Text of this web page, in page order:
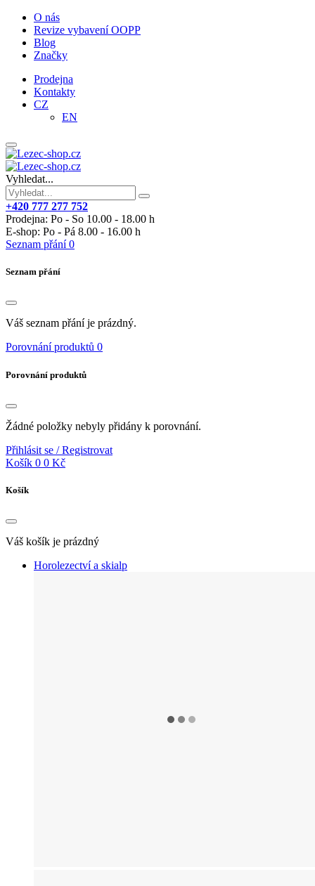
O nás
Revize vybavení OOPP
Blog
Značky
Prodejna
Kontakty
CZ
EN
Vyhledat...
+420 777 277 752
Prodejna: Po - So 10.00 - 18.00 h
E-shop: Po - Pá 8.00 - 16.00 h
Seznam přání 0
Seznam přání
Váš seznam přání je prázdný.
Porovnání produktů 0
Porovnání produktů
Žádné položky nebyly přidány k porovnání.
Přihlásit se / Registrovat
Košík 0 0 Kč
Košík
Váš košík je prázdný
Horolezectví a skialp